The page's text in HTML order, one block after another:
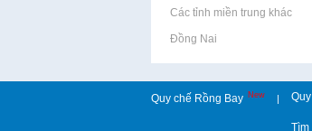
Rao vặt tại Các tỉnh miền trung khác
Rao vặt
Rao vặt tại Đồng Nai Rao vặt
Quy chế Rồng Bay New |
Tìm